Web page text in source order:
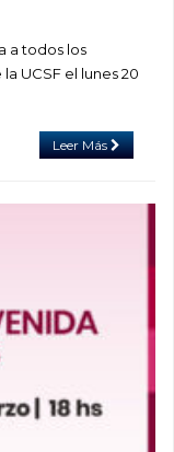
a todos los
UCSF el lunes 20
Leer Más